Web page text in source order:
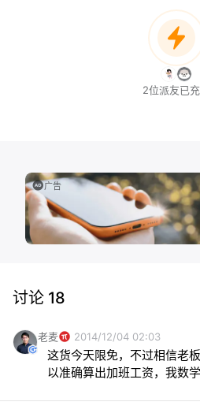
2位派友已
广告
讨论 18
老麦 2014/12/04 02:03
这货今天限免，不过相信老
以准确算出加班工资，我数